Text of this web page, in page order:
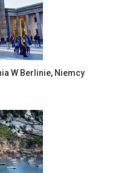
W Berlinie, Niemcy